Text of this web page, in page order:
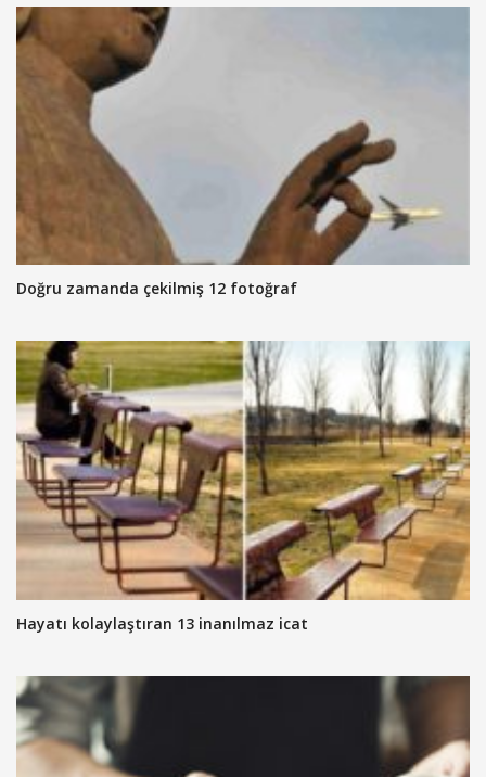
Doğru zamanda çekilmiş 12 fotoğraf
Hayatı kolaylaştıran 13 inanılmaz icat